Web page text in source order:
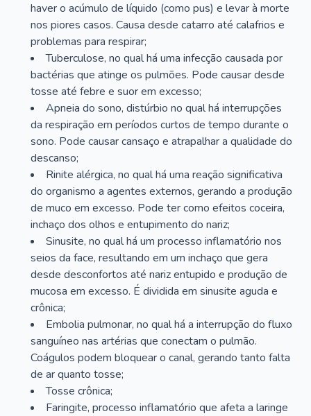
haver o acúmulo de líquido (como pus) e levar à morte
nos piores casos. Causa desde catarro até calafrios e
problemas para respirar;
Tuberculose, no qual há uma infecção causada por
bactérias que atinge os pulmões. Pode causar desde
tosse até febre e suor em excesso;
Apneia do sono, distúrbio no qual há interrupções
da respiração em períodos curtos de tempo durante o
sono. Pode causar cansaço e atrapalhar a qualidade do
descanso;
Rinite alérgica, no qual há uma reação significativa
do organismo a agentes externos, gerando a produção
de muco em excesso. Pode ter como efeitos coceira,
inchaço dos olhos e entupimento do nariz;
Sinusite, no qual há um processo inflamatório nos
seios da face, resultando em um inchaço que gera
desde desconfortos até nariz entupido e produção de
mucosa em excesso. É dividida em sinusite aguda e
crônica;
Embolia pulmonar, no qual há a interrupção do fluxo
sanguíneo nas artérias que conectam o pulmão.
Coágulos podem bloquear o canal, gerando tanto falta
de ar quanto tosse;
Tosse crônica;
Faringite, processo inflamatório que afeta a laringe